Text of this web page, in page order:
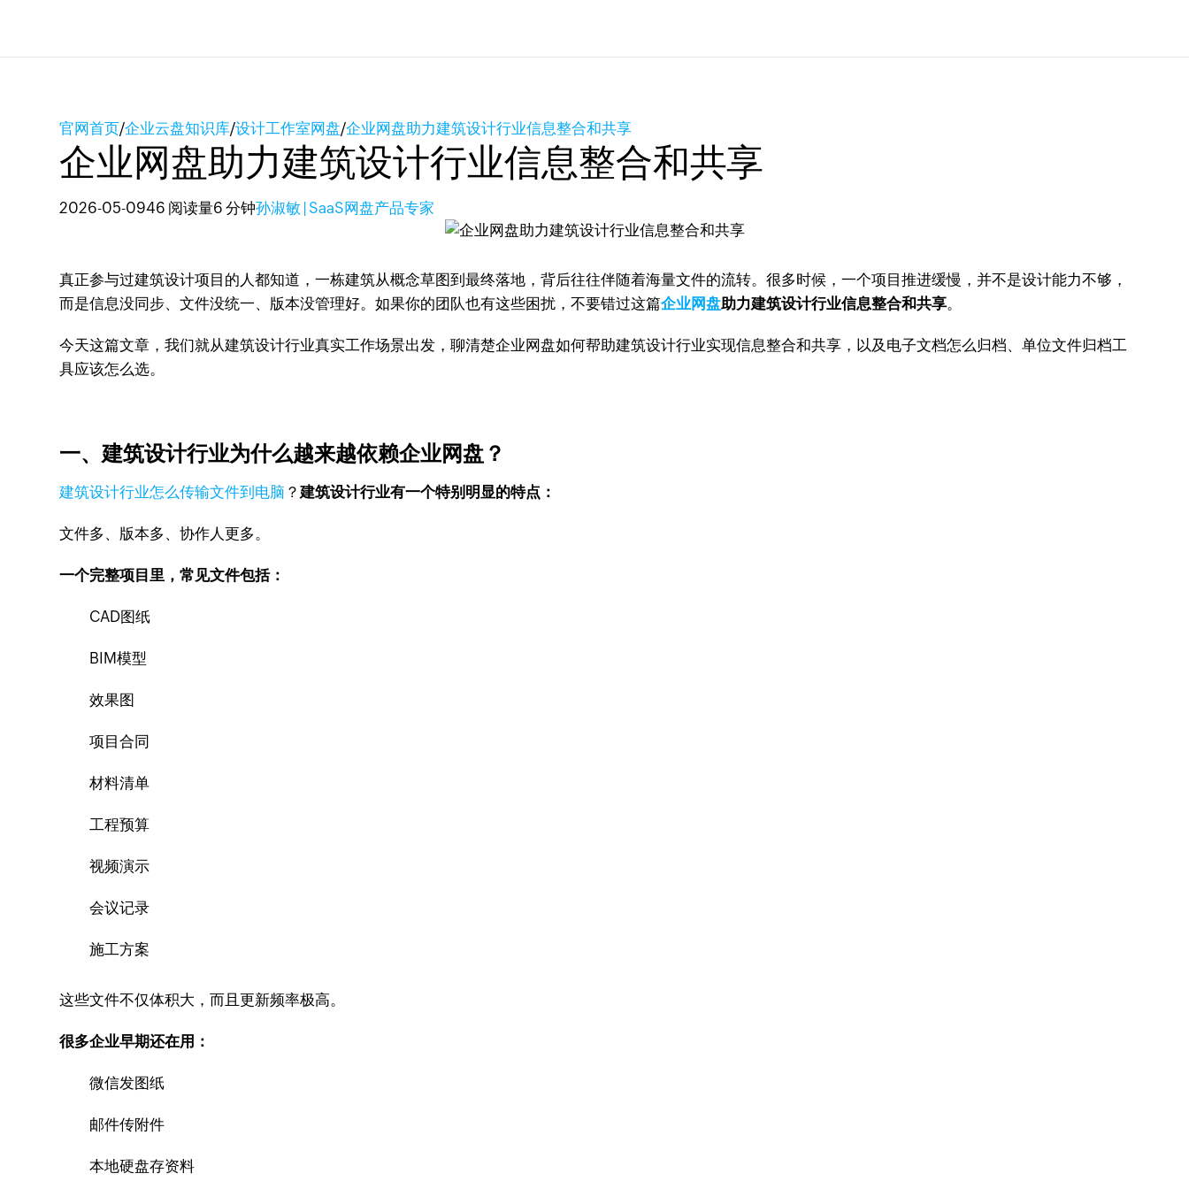
官网首页/企业云盘知识库/设计工作室网盘/企业网盘助力建筑设计行业信息整合和共享
企业网盘助力建筑设计行业信息整合和共享
2026-05-0946 阅读量6 分钟孙淑敏 | SaaS网盘产品专家
真正参与过建筑设计项目的人都知道，一栋建筑从概念草图到最终落地，背后往往伴随着海量文件的流转。很多时候，一个项目推进缓慢，并不是设计能力不够，
而是信息没同步、文件没统一、版本没管理好。如果你的团队也有这些困扰，不要错过这篇企业网盘助力建筑设计行业信息整合和共享。
今天这篇文章，我们就从建筑设计行业真实工作场景出发，聊清楚企业网盘如何帮助建筑设计行业实现信息整合和共享，以及电子文档怎么归档、单位文件归档工
具应该怎么选。
一、建筑设计行业为什么越来越依赖企业网盘？
建筑设计行业怎么传输文件到电脑 ？建筑设计行业有一个特别明显的特点：
文件多、版本多、协作人更多。
一个完整项目里，常见文件包括：
CAD图纸
BIM模型
效果图
项目合同
材料清单
工程预算
视频演示
会议记录
施工方案
这些文件不仅体积大，而且更新频率极高。
很多企业早期还在用：
微信发图纸
邮件传附件
本地硬盘存资料